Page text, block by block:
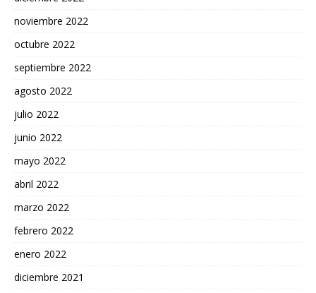
noviembre 2022
octubre 2022
septiembre 2022
agosto 2022
julio 2022
junio 2022
mayo 2022
abril 2022
marzo 2022
febrero 2022
enero 2022
diciembre 2021